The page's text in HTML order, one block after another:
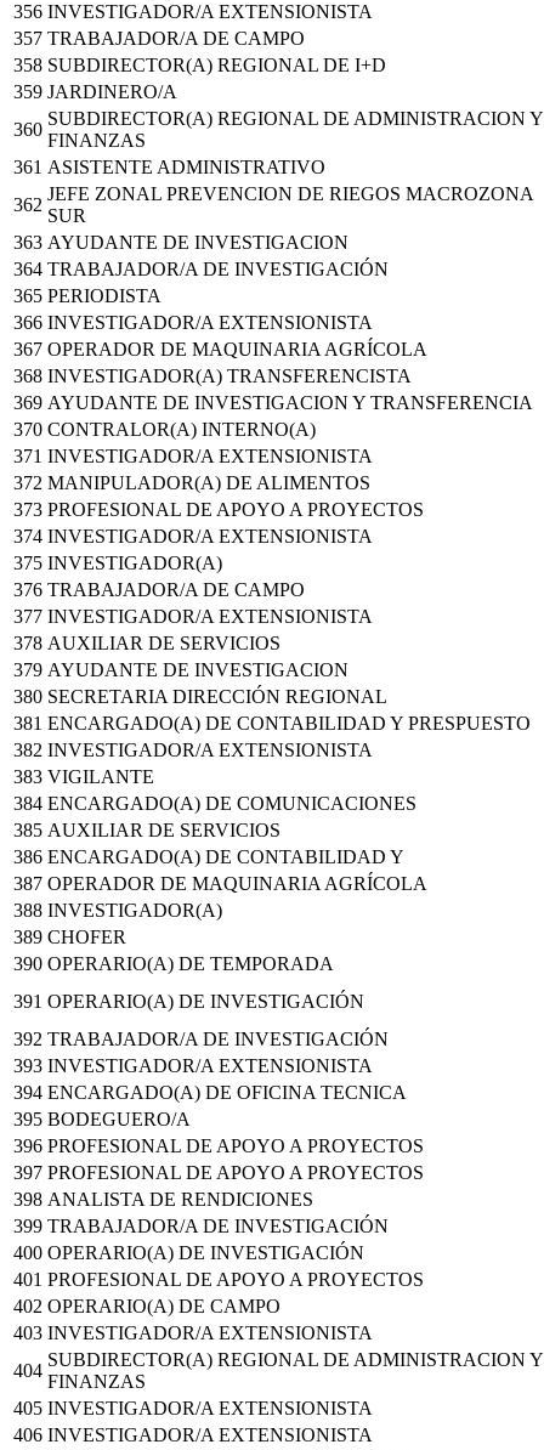
356 INVESTIGADOR/A EXTENSIONISTA
357 TRABAJADOR/A DE CAMPO
358 SUBDIRECTOR(A) REGIONAL DE I+D
359 JARDINERO/A
360
SUBDIRECTOR(A) REGIONAL DE ADMINISTRACION Y
FINANZAS
361 ASISTENTE ADMINISTRATIVO
362
JEFE ZONAL PREVENCION DE RIEGOS MACROZONA
SUR
363 AYUDANTE DE INVESTIGACION
364 TRABAJADOR/A DE INVESTIGACIÓN
365 PERIODISTA
366 INVESTIGADOR/A EXTENSIONISTA
367 OPERADOR DE MAQUINARIA AGRÍCOLA
368 INVESTIGADOR(A) TRANSFERENCISTA
369 AYUDANTE DE INVESTIGACION Y TRANSFERENCIA
370 CONTRALOR(A) INTERNO(A)
371 INVESTIGADOR/A EXTENSIONISTA
372 MANIPULADOR(A) DE ALIMENTOS
373 PROFESIONAL DE APOYO A PROYECTOS
374 INVESTIGADOR/A EXTENSIONISTA
375 INVESTIGADOR(A)
376 TRABAJADOR/A DE CAMPO
377 INVESTIGADOR/A EXTENSIONISTA
378 AUXILIAR DE SERVICIOS
379 AYUDANTE DE INVESTIGACION
380 SECRETARIA DIRECCIÓN REGIONAL
381 ENCARGADO(A) DE CONTABILIDAD Y PRESPUESTO
382 INVESTIGADOR/A EXTENSIONISTA
383 VIGILANTE
384 ENCARGADO(A) DE COMUNICACIONES
385 AUXILIAR DE SERVICIOS
386 ENCARGADO(A) DE CONTABILIDAD Y
387 OPERADOR DE MAQUINARIA AGRÍCOLA
388 INVESTIGADOR(A)
389 CHOFER
390 OPERARIO(A) DE TEMPORADA
391 OPERARIO(A) DE INVESTIGACIÓN
392 TRABAJADOR/A DE INVESTIGACIÓN
393 INVESTIGADOR/A EXTENSIONISTA
394 ENCARGADO(A) DE OFICINA TECNICA
395 BODEGUERO/A
396 PROFESIONAL DE APOYO A PROYECTOS
397 PROFESIONAL DE APOYO A PROYECTOS
398 ANALISTA DE RENDICIONES
399 TRABAJADOR/A DE INVESTIGACIÓN
400 OPERARIO(A) DE INVESTIGACIÓN
401 PROFESIONAL DE APOYO A PROYECTOS
402 OPERARIO(A) DE CAMPO
403 INVESTIGADOR/A EXTENSIONISTA
404
SUBDIRECTOR(A) REGIONAL DE ADMINISTRACION Y
FINANZAS
405 INVESTIGADOR/A EXTENSIONISTA
406 INVESTIGADOR/A EXTENSIONISTA